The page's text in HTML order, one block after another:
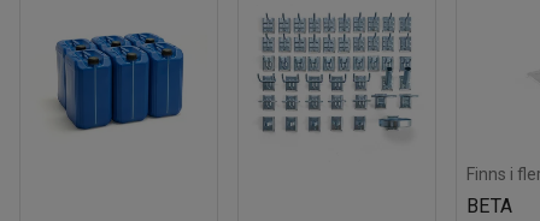
Antal dörrar: 4
Rek. antal personer för hantering : 2
Estimerad hanteringstid/person: 15 Min
Finns i
BETA